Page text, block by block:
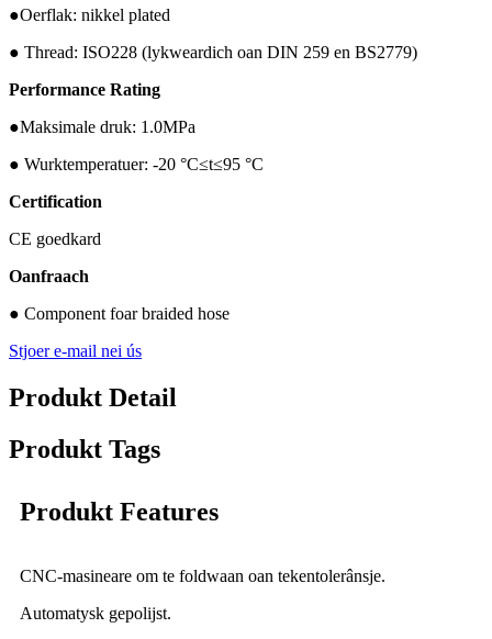
●Oerflak: nikkel plated
● Thread: ISO228 (lykweardich oan DIN 259 en BS2779)
Performance Rating
●Maksimale druk: 1.0MPa
● Wurktemperatuer: -20 °C≤t≤95 °C
Certification
CE goedkard
Oanfraach
● Component foar braided hose
Stjoer e-mail nei ús
Produkt Detail
Produkt Tags
Produkt Features
CNC-masineare om te foldwaan oan tekentolerânsje.
Automatysk gepolijst.